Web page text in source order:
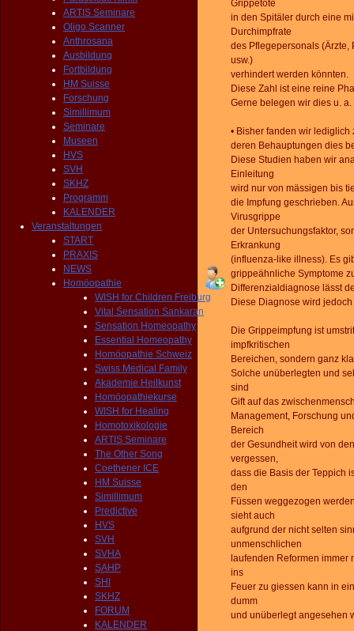
ARTIS Seminare
Oligo Scanner
Anthrosana
Ausbildung
Fortbildung
HM Suisse
Forschung
Simillimum
Seminare
Museen
HVS
SVH
SKHZ
Programm
KALENDER
Veranstaltungen
START
PRAXIS
NEWS
Homöopathie
WISH for Children Freiburg
Vital Sensation Sankaran
Sensation Homeopathy
Essential Homeopathy
Homöopathie Schweiz
Swiss Medical Family
Akademie Heilkunst
Homöopathiekurse
WISH for Healing
Homotoxikologie
ARTIS Seminare
The Other Song
Coethener ICE
HM Suisse
Simillimum
Predictive
HVS
SVH
SVHA
SAHP
SHI
SKHZ
FORUM
KALENDER
Grippetote
in den Spitäler durch eine
Durchimpfrate
des Pflegepersonals (Ärzte,
usw.)
verhindert werden könnten.
Diese Zahl ist eine reine
Gerne belegen wir dies u.
• Bisher fanden wir
deren Behauptungen dies
Diese Studien haben wir
Einleitung
wird nur von mässigen bis
die Impfung geschrieben.
Virusgrippe
der Untersuchungsfaktor,
Erkrankung
(influenza-like illness). Es
grippeähnliche Symptome
Differenzialdiagnose lässt
Diese Diagnose wird
Die Grippeimpfung ist
impfkritischen
Bereichen, sondern ganz
Solche unüberlegten und
sind
Gift auf das
Management, Forschung
Bereich
der Gesundheit wird von
vergessen,
dass die Basis der Teppich
den
Füssen weggezogen
sieht auch
aufgrund der nicht selten
unmenschlichen
laufenden Reformen immer
ins
Feuer zu giessen kann in
dumm
und unüberlegt angesehen